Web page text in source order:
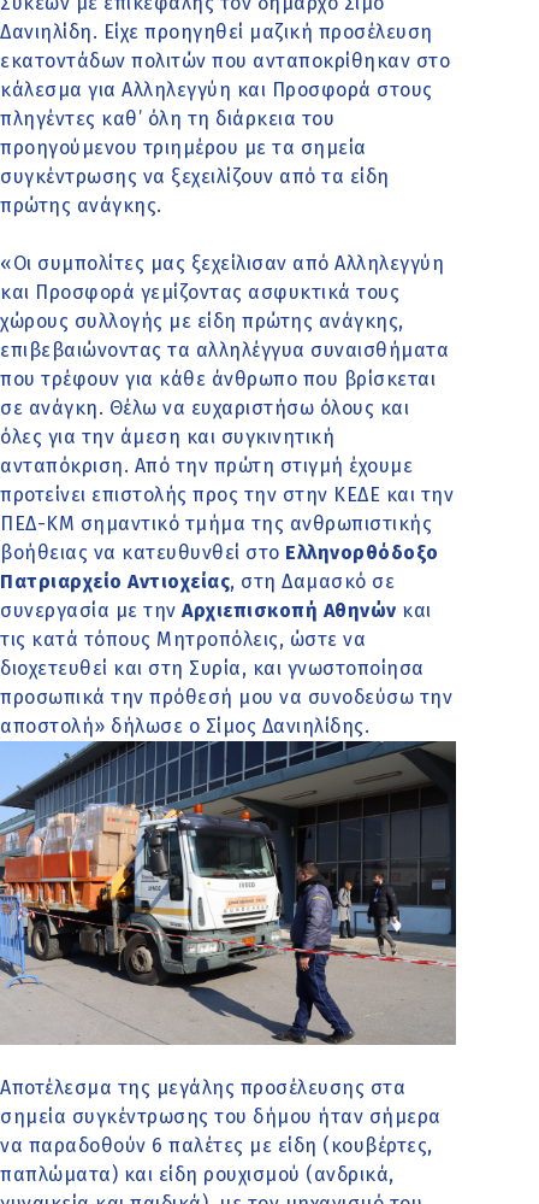
Δανιηλίδη. Είχε προηγηθεί μαζική προσέλευση
εκατοντάδων πολιτών που ανταποκρίθηκαν στο
κάλεσμα για Αλληλεγγύη και Προσφορά στους
πληγέντες καθ’ όλη τη διάρκεια του
προηγούμενου τριημέρου με τα σημεία
συγκέντρωσης να ξεχειλίζουν από τα είδη
πρώτης ανάγκης.
«Οι συμπολίτες μας ξεχείλισαν από Αλληλεγγύη
και Προσφορά γεμίζοντας ασφυκτικά τους
χώρους συλλογής με είδη πρώτης ανάγκης,
επιβεβαιώνοντας τα αλληλέγγυα συναισθήματα
που τρέφουν για κάθε άνθρωπο που βρίσκεται
σε ανάγκη. Θέλω να ευχαριστήσω όλους και
όλες για την άμεση και συγκινητική
ανταπόκριση. Από την πρώτη στιγμή έχουμε
προτείνει επιστολής προς την στην ΚΕΔΕ και την
ΠΕΔ-ΚΜ σημαντικό τμήμα της ανθρωπιστικής
βοήθειας να κατευθυνθεί στο Ελληνορθόδοξο
Πατριαρχείο Αντιοχείας, στη Δαμασκό σε
συνεργασία με την Αρχιεπισκοπή Αθηνών και
τις κατά τόπους Μητροπόλεις, ώστε να
διοχετευθεί και στη Συρία, και γνωστοποίησα
προσωπικά την πρόθεσή μου να συνοδεύσω την
αποστολή» δήλωσε ο Σίμος Δανιηλίδης.
Αποτέλεσμα της μεγάλης προσέλευσης στα
σημεία συγκέντρωσης του δήμου ήταν σήμερα
να παραδοθούν 6 παλέτες με είδη (κουβέρτες,
παπλώματα) και είδη ρουχισμού (ανδρικά,